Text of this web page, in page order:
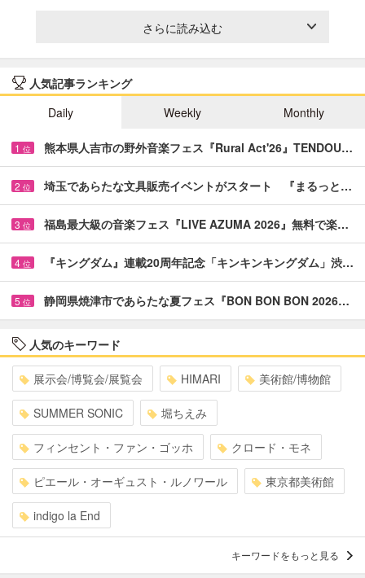
さらに読み込む
人気記事ランキング
Daily
Weekly Monthly
1 位 熊本県人吉市の野外音楽フェス『Rural Act'26』TENDOU…
2 位 埼玉であらたな文具販売イベントがスタート 『まるっと…
3 位 福島最大級の音楽フェス『LIVE AZUMA 2026』無料で楽…
4 位 『キングダム』連載20周年記念「キンキンキングダム」渋…
5 位 静岡県焼津市であらたな夏フェス『BON BON BON 2026…
人気のキーワード
展示会/博覧会/展覧会 HIMARI 美術館/博物館
SUMMER SONIC 堀ちえみ
フィンセント・ファン・ゴッホ クロード・モネ
ピエール・オーギュスト・ルノワール 東京都美術館
indigo la End
キーワードをもっと見る